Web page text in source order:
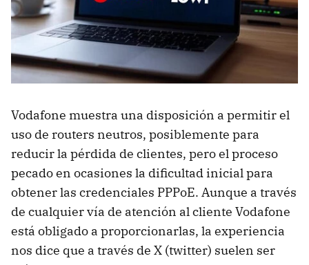
Vodafone muestra una disposición a permitir el
uso de routers neutros, posiblemente para
reducir la pérdida de clientes, pero el proceso
pecado en ocasiones la dificultad inicial para
obtener las credenciales PPPoE. Aunque a través
de cualquier vía de atención al cliente Vodafone
está obligado a proporcionarlas, la experiencia
nos dice que a través de X (twitter) suelen ser